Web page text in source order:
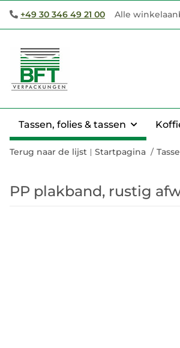
+49 30 346 49 21 00 Alle
Tassen, folies & tassen
Terug naar de lijst Startpagina
PP plakband, rustig